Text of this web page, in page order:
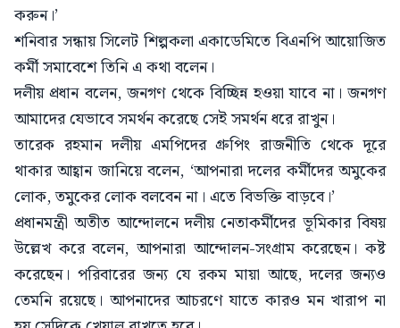
করুন।’
শনিবার সন্ধায় সিলেট শিল্পকলা একাডেমিতে বিএনপি আয়োজিত
কর্মী সমাবেশে তিনি এ কথা বলেন।
দলীয় প্রধান বলেন, জনগণ থেকে বিচ্ছিন্ন হওয়া যাবে না। জনগণ
আমাদের যেভাবে সমর্থন করেছে সেই সমর্থন ধরে রাখুন।
তারেক রহমান দলীয় এমপিদের গ্রুপিং রাজনীতি থেকে দূরে
থাকার আহ্বান জানিয়ে বলেন, ‘আপনারা দলের কর্মীদের অমুকের
লোক, তমুকের লোক বলবেন না। এতে বিভক্তি বাড়বে।’
প্রধানমন্ত্রী অতীত আন্দোলনে দলীয় নেতাকর্মীদের ভূমিকার বিষয়
উল্লেখ করে বলেন, আপনারা আন্দোলন-সংগ্রাম করেছেন। কষ্ট
করেছেন। পরিবারের জন্য যে রকম মায়া আছে, দলের জন্যও
তেমনি রয়েছে। আপনাদের আচরণে যাতে কারও মন খারাপ না